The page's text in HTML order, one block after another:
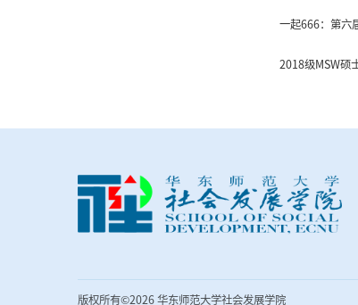
一起666：第六
2018级MSW硕
版权所有©2026 华东师范大学社会发展学院